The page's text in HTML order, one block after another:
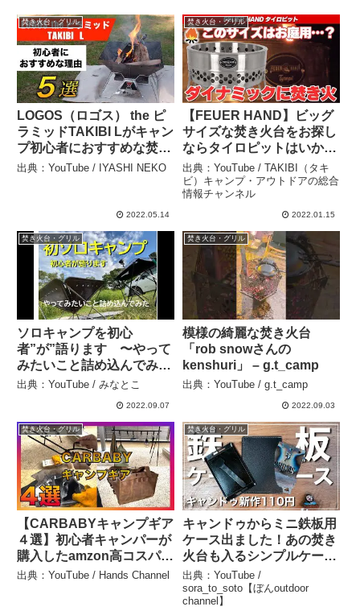
焚き火台・グリル
LOGOS（ロゴス） the ピ
ラミッドTAKIBI Lがキャン
プ初心者におすすめな焚き
火台である理由５選！ –
出典：YouTube / IYASHI NEKO
2022.05.14
焚き火台・グリル
【FEUER HAND】ビッグ
サイズな焚き火台をお探し
ならタイロピットはいか
が？ – TAKIBI（タキビ）
キャンプ・アウトドアの総
合情報チャンネル
出典：YouTube / TAKIBI（タキ
ビ）キャンプ・アウトドアの総合
情報チャンネル
2022.01.15
焚き火台・グリル
ソロキャンプを初心
者”が”語ります 〜やって
みたいこと詰め込んでみ
た〜【初ソロキャンプ】 –
出典：YouTube / みなとこ
2022.09.07
焚き火台・グリル
模様の綺麗な焚き火台
「rob snowさんの
kenshuri」 – g.t_camp
出典：YouTube / g.t_camp
2022.09.03
焚き火台・グリル
【CARBABYキャンプギア
４選】初心者キャンパーが
購入したamzon高コスパの
キャンプ用品 ハンギング
出典：YouTube / Hands Channel
焚き火台・グリル
キャンドゥからミニ鉄板用
ケース出ました！あの焚き
火台も入るシンプルケース
【キャンプギア】 –
sora_to_soto【ぼん
outdoor channel】
出典：YouTube /
sora_to_soto【ぼんoutdoor
channel】